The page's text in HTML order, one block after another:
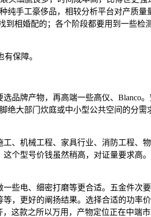
纯手工豪侈品，相较分析平台对产质量
到相婚配的；各个阶段都要用到一些检
保障。
品牌产物，再高端一些高仪、Blanco。
绝大部门炊庭或中小型公共空间的分需
、机械工程、家具行业、消防工程、
个型号价钱虽然稍高，对证量要求高
电、细密打磨等更合适。五金件次要
，更好的阐扬结果。选择合适的功率价
这款之所以万用，产物定位正在中端市